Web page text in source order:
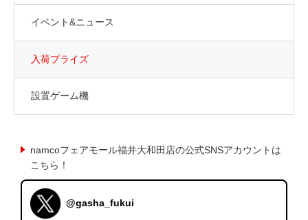
イベント&ニュース
入荷プライズ
設置ゲーム機
namcoフェアモール福井大和田店の公式SNSアカウントは
こちら！
@gasha_fukui